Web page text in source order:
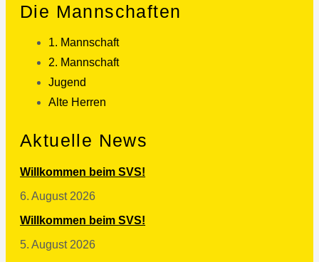
Die Mannschaften
1. Mannschaft
2. Mannschaft
Jugend
Alte Herren
Aktuelle News
Willkommen beim SVS!
6. August 2026
Willkommen beim SVS!
5. August 2026